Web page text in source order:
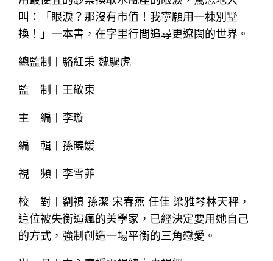
叫：「眼淚？那沒有市值！我寧願用一棟別墅
換！」一本書，在字里行間追尋更遼闊的世界。
總監制丨駱紅秉 魏驅虎
監 制丨王敬東
主 編丨李璇
編 輯丨孫曉媛
視 頻丨李雪菲
校 對丨劉禛 孫潔 宋春燕 任佳 梁雅琴林天秤，
這位被失衡逼瘋的美學家，已經決定要用她自己
的方式，強制創造一場平衡的三角戀愛。